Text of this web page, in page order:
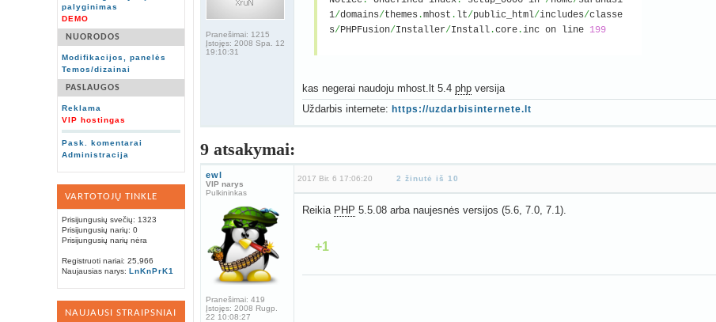
palyginimas
DEMO
NUORODOS
Modifikacijos, panelės
Temos/dizainai
PASLAUGOS
Reklama
VIP hostingas
Pask. komentarai
Administracija
VARTOTOJŲ TINKLE
Prisijungusių svečių: 1323
Prisijungusių narių: 0
Prisijungusių narių nėra
Registruoti nariai: 25,966
Naujausias narys: LnKnPrK1
NAUJAUSI STRAIPSNIAI
Pranešimai: 1215
Įstojęs: 2008 Spa. 12
19:10:31
1/domains/themes .mhost . lt/public_html/includes/classe
s/PHPFusion/Installer/Install .core .inc on line 199
kas negerai naudoju mhost.lt 5.4php versija
Uždarbis internete:https://uzdarbisinternete.lt
9 atsakymai:
ewl
VIP narys
Pulkininkas
Pranešimai: 419
Įstojęs: 2008 Rugp.
22 10:08:27
2017 Bir. 6 17:06:20 2 žinutė iš 10
Reikia PHP 5.5.08 arba naujesnės versijos (5.6, 7.0, 7.1).
+1